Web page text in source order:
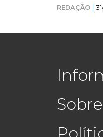
REDAÇÃO